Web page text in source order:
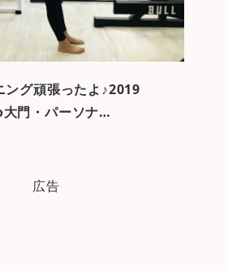
ング頑張ったよ♪2019
門・パーソナ…
広告